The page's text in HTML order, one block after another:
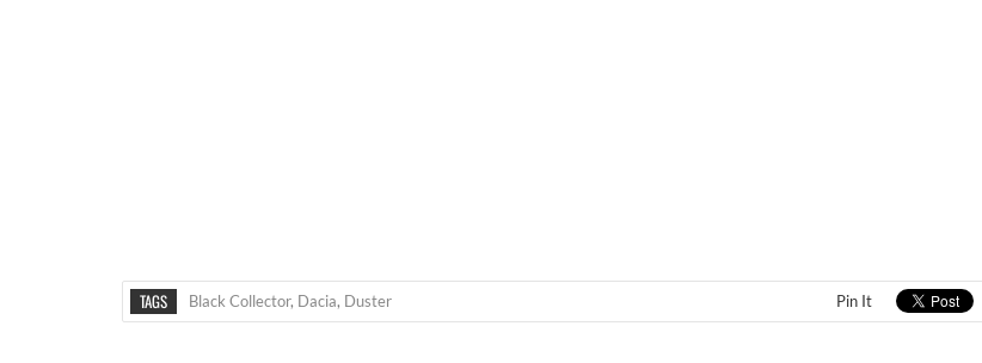
TAGS Black Collector, Dacia, Duster Pin It